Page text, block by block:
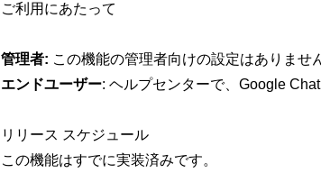
ご利用にあたって
管理者: この機能の管理者向けの設定はありませ
エンドユーザー: ヘルプセンターで、Google
リリース スケジュール
この機能はすでに実装済みです。